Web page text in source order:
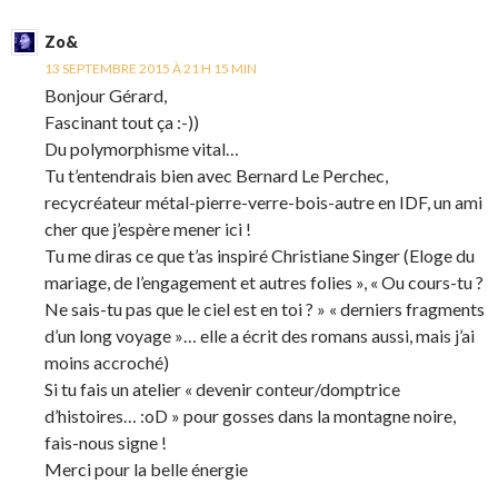
Zo&
13 SEPTEMBRE 2015 À 21 H 15 MIN
Bonjour Gérard,
Fascinant tout ça :-))
Du polymorphisme vital…
Tu t’entendrais bien avec Bernard Le Perchec,
recycréateur métal-pierre-verre-bois-autre en IDF, un ami
cher que j’espère mener ici !
Tu me diras ce que t’as inspiré Christiane Singer (Eloge du
mariage, de l’engagement et autres folies », « Ou cours-tu ?
Ne sais-tu pas que le ciel est en toi ? » « derniers fragments
d’un long voyage »… elle a écrit des romans aussi, mais j’ai
moins accroché)
Si tu fais un atelier « devenir conteur/domptrice
d’histoires… :oD » pour gosses dans la montagne noire,
fais-nous signe !
Merci pour la belle énergie